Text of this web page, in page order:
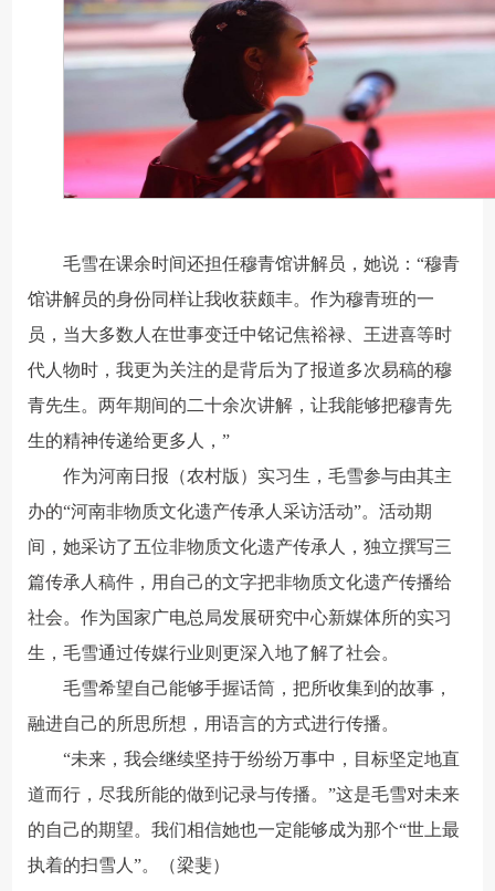
毛雪在课余时间还担任穆青馆讲解员，她说：“穆青
馆讲解员的身份同样让我收获颇丰。作为穆青班的一
员，当大多数人在世事变迁中铭记焦裕禄、王进喜等时
代人物时，我更为关注的是背后为了报道多次易稿的穆
青先生。两年期间的二十余次讲解，让我能够把穆青先
生的精神传递给更多人，”
作为河南日报（农村版）实习生，毛雪参与由其主
办的“河南非物质文化遗产传承人采访活动”。活动期
间，她采访了五位非物质文化遗产传承人，独立撰写三
篇传承人稿件，用自己的文字把非物质文化遗产传播给
社会。作为国家广电总局发展研究中心新媒体所的实习
生，毛雪通过传媒行业则更深入地了解了社会。
毛雪希望自己能够手握话筒，把所收集到的故事，
融进自己的所思所想，用语言的方式进行传播。
“未来，我会继续坚持于纷纷万事中，目标坚定地直
道而行，尽我所能的做到记录与传播。”这是毛雪对未来
的自己的期望。我们相信她也一定能够成为那个“世上最
执着的扫雪人”。（梁斐）